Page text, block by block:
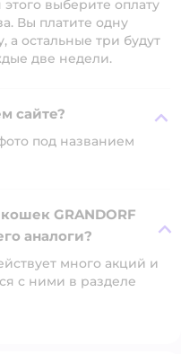
выберите оплату
Вы платите одну
а остальные три будут
две недели.
сайте?
под названием
GRANDORF
аналоги?
много акций и
с ними в разделе